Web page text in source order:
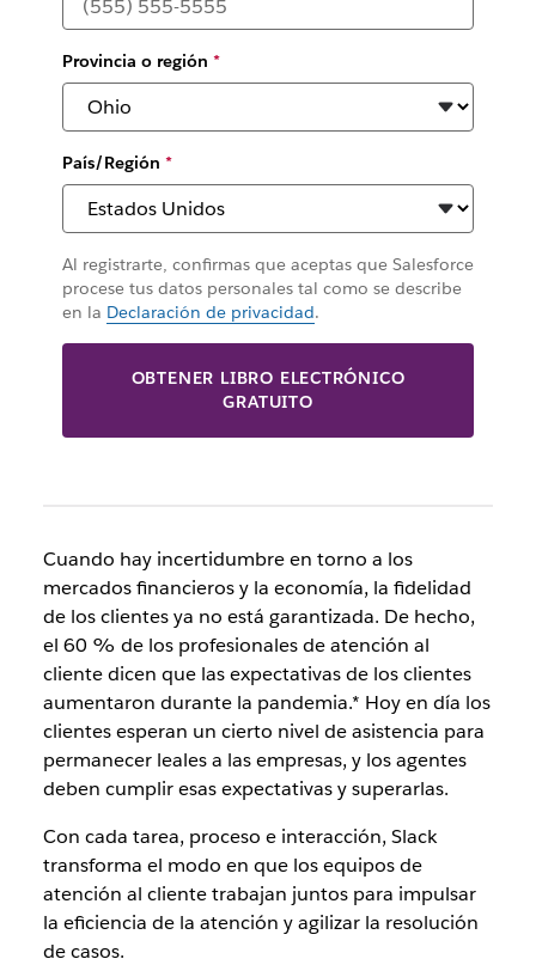
Provincia o región *
País/Región *
Al registrarte, confirmas que aceptas que Salesforce
procese tus datos personales tal como se describe
en la Declaración de privacidad.
OBTENER LIBRO ELECTRÓNICO
GRATUITO
Cuando hay incertidumbre en torno a los
mercados financieros y la economía, la fidelidad
de los clientes ya no está garantizada. De hecho,
el 60 % de los profesionales de atención al
cliente dicen que las expectativas de los clientes
aumentaron durante la pandemia.* Hoy en día los
clientes esperan un cierto nivel de asistencia para
permanecer leales a las empresas, y los agentes
deben cumplir esas expectativas y superarlas.
Con cada tarea, proceso e interacción, Slack
transforma el modo en que los equipos de
atención al cliente trabajan juntos para impulsar
la eficiencia de la atención y agilizar la resolución
de casos.